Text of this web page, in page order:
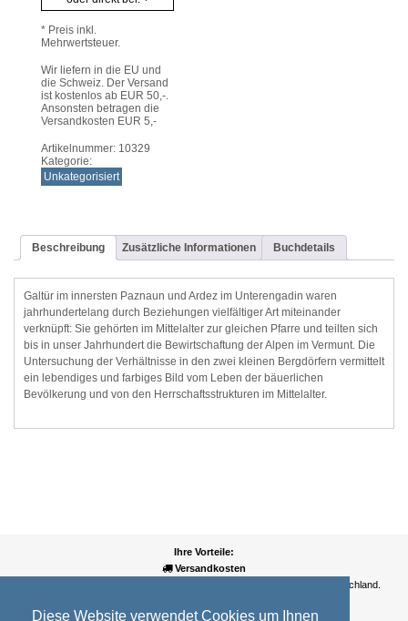
Diese Website verwendet Cookies um Ihnen
* Preis inkl.
Mehrwertsteuer.
Wir liefern in die EU und
die Schweiz. Der Versand
ist kostenlos ab EUR 50,-.
Ansonsten betragen die
Versandkosten EUR 5,-
Artikelnummer: 10329
Kategorie:
Unkategorisiert
Beschreibung Zusätzliche Informationen Buchdetails
Galtür im innersten Paznaun und Ardez im Unterengadin waren
jahrhundertelang durch Beziehungen vielfältiger Art miteinander
verknüpft: Sie gehörten im Mittelalter zur gleichen Pfarre und teilten sich
bis in unser Jahrhundert die Bewirtschaftung der Alpen im Vermunt. Die
Untersuchung der Verhältnisse in den zwei kleinen Bergdörfern vermittelt
ein lebendiges und farbiges Bild vom Leben der bäuerlichen
Bevölkerung und von den Herrschaftsstrukturen im Mittelalter.
Ihre Vorteile:
Versandkosten
Wir liefern kostenlos ab EUR 50,- Bestellwert nach Österreich und Deutschland.
Wir akzeptieren Kreditkarte, PayPal, Sofortüberweisung